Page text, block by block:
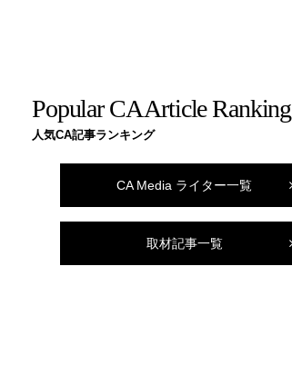
Popular CA Article Ranking
人気CA記事ランキング
CA Media ライター一覧
取材記事一覧